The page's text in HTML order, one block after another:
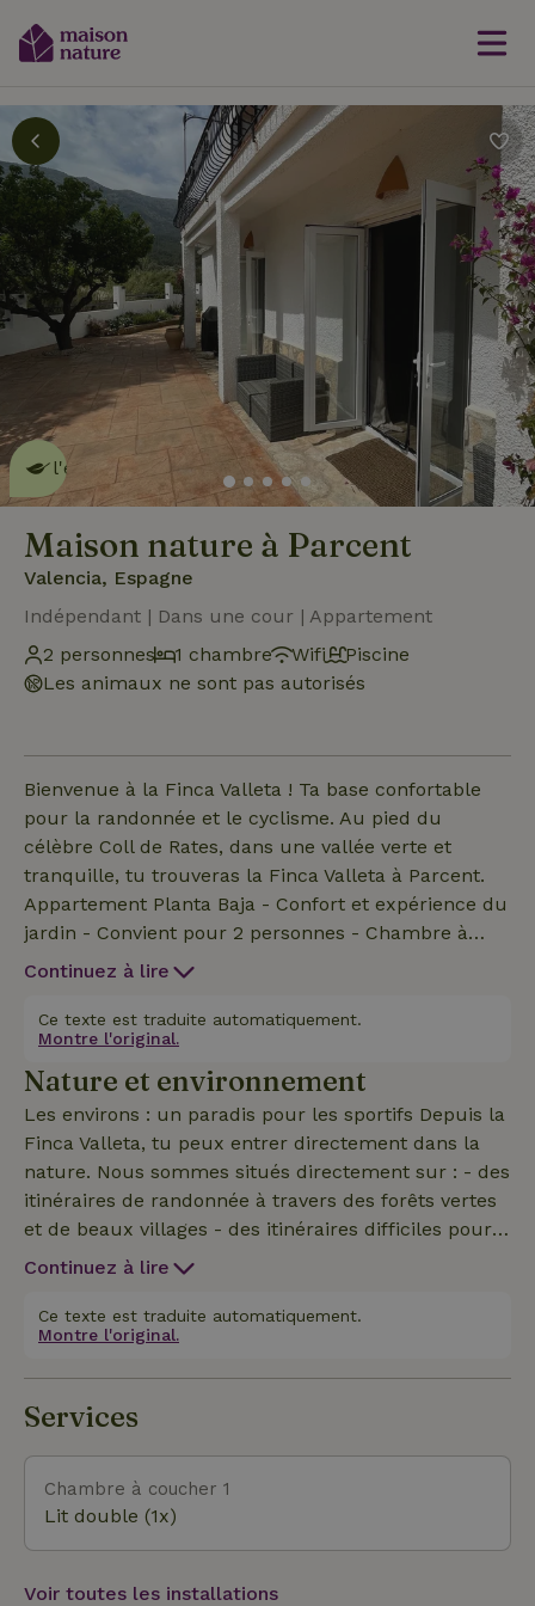
Cette Maison Nature fait de
l'effet en savoir plus
Maison nature à Parcent
Valencia, Espagne
Indépendant | Dans une cour | Appartement
2 personnes
1 chambre Wifi
Piscine
Les animaux ne sont pas autorisés
Bienvenue à la Finca Valleta ! Ta base confortable
pour la randonnée et le cyclisme. Au pied du
célèbre Coll de Rates, dans une vallée verte et
tranquille, tu trouveras la Finca Valleta à Parcent.
Appartement Planta Baja - Confort et expérience du
jardin - Convient pour 2 personnes - Chambre à
coucher avec un lit double extra-large - Salon
appareils modernes - Salle de bain élégante -
Terrasse privée avec mobilier de jardin - Jacuzzi
privé - Piscine dans le jardin commun Profite de
l'accès direct au jardin : idéal pour s'asseoir à
l'extérieur après une journée bien remplie.
Continuez à lire
Ce texte est traduite automatiquement.
Montre l'original.
Nature et environnement
Les environs : un paradis pour les sportifs Depuis la
Finca Valleta, tu peux entrer directement dans la
nature. Nous sommes situés directement sur : - des
itinéraires de randonnée à travers des forêts vertes
et de beaux villages - des itinéraires difficiles pour
les cyclistes et les VTT, comme la célèbre ascension
souffle et des joyaux cachés Que tu aimes les
montées difficiles ou les promenades tranquilles :
cette région offre quelque chose pour tout le
monde. Pourquoi choisir Finca Valleta à Parcent -
Appartement confortable et accueillant -
Emplacement calme dans une belle vallée
verdoyante - Emplacement parfait pour la
randonnée et le vélo - Location à petite échelle :
service personnel garanti - Directement sur les
Continuez à lire
Ce texte est traduite automatiquement.
Montre l'original.
Services
Chambre à coucher 1
Lit double (1x)
Voir toutes les installations